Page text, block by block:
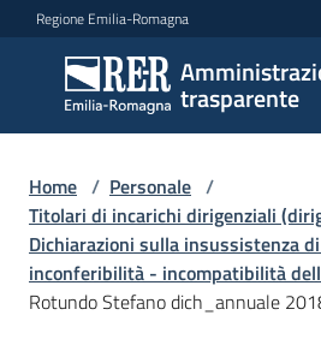
Vai al contenuto
Vai alla navigazione
Vai al footer
Regione Emilia-Romagna
trasparente
Amministrazione
trasparente
Sottosezioni
Accesso
Home / Personale /
Titolari di incarichi dirigenziali
Dichiarazioni sulla insussistenza
inconferibilità - incompatibilità
Rotundo Stefano dich_annuale